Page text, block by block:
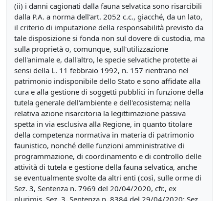
(ii) i danni cagionati dalla fauna selvatica sono risarcibili
dalla P.A. a norma dell'art. 2052 c.c., giacché, da un lato,
il criterio di imputazione della responsabilità previsto da
tale disposizione si fonda non sul dovere di custodia, ma
sulla proprietà o, comunque, sull'utilizzazione
dell'animale e, dall'altro, le specie selvatiche protette ai
sensi della L. 11 febbraio 1992, n. 157 rientrano nel
patrimonio indisponibile dello Stato e sono affidate alla
cura e alla gestione di soggetti pubblici in funzione della
tutela generale dell'ambiente e dell'ecosistema; nella
relativa azione risarcitoria la legittimazione passiva
spetta in via esclusiva alla Regione, in quanto titolare
della competenza normativa in materia di patrimonio
faunistico, nonché delle funzioni amministrative di
programmazione, di coordinamento e di controllo delle
attività di tutela e gestione della fauna selvatica, anche
se eventualmente svolte da altri enti (così, sulle orme di
Sez. 3, Sentenza n. 7969 del 20/04/2020, cfr., ex
plurimis, Sez. 3, Sentenza n. 8384 del 29/04/2020; Sez.